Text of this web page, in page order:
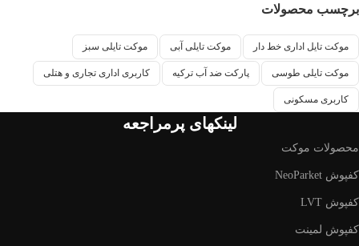
برچسب محصولات
موکت تایل اداری خط دار موکت تایلی آبی موکت تایلی سبز
موکت تایلی طوسی پارکت ضد آب ترکیه کاربری اداری تجاری و هتلی
کاربری مسکونی
لینکهای پرمراجعه
محصولات موکت
کفپوش NeoParket
کفپوش LVT
کفپوش لمینت